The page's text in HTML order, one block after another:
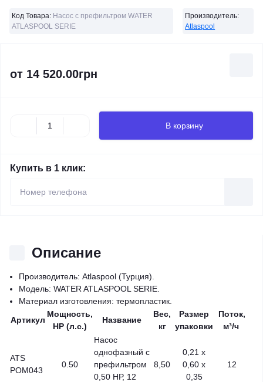
Код Товара: Насос с префильтром WATER
ATLASPOOL SERIE
Производитель:
Atlaspool
от 14 520.00грн
В корзину
Купить в 1 клик:
Описание
Производитель: Atlaspool (Турция).
Модель: WATER ATLASPOOL SERIE.
Материал изготовления: термопластик.
Артикул
Мощность,
HP (л.с.)
Название
Вес,
кг
Размер
упаковки
Поток,
м³/ч
ATS
POM043
0.50
Насос
однофазный с
префильтром
0,50 НР, 12
8,50
0,21 x
0,60 x
0,35
12